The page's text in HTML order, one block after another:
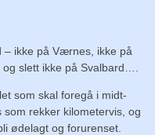
– ikke på Værnes, ikke på
slett ikke på Svalbard….
som skal foregå i midt-
rekker kilometervis, og
ødelagt og forurenset.